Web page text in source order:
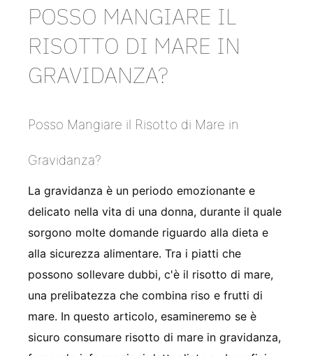
POSSO MANGIARE IL
RISOTTO DI MARE IN
GRAVIDANZA?
Posso Mangiare il Risotto di Mare in
Gravidanza?
La gravidanza è un periodo emozionante e
delicato nella vita di una donna, durante il quale
sorgono molte domande riguardo alla dieta e
alla sicurezza alimentare. Tra i piatti che
possono sollevare dubbi, c'è il risotto di mare,
una prelibatezza che combina riso e frutti di
mare. In questo articolo, esamineremo se è
sicuro consumare risotto di mare in gravidanza,